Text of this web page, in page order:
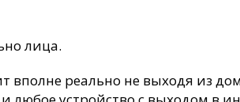
лица.
вполне реально не выходя из